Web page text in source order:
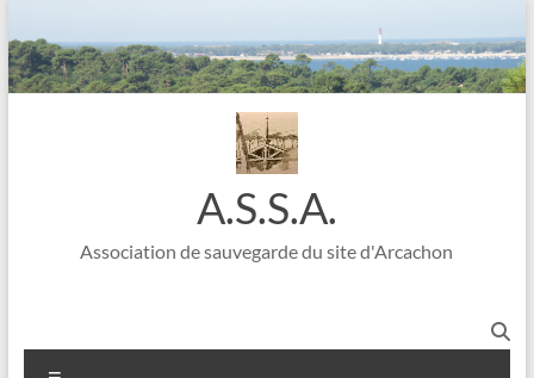
A.S.S.A.
Association de sauvegarde du site d'Arcachon